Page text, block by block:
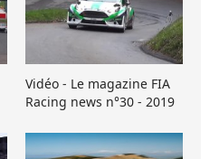
Vidéo - Le magazine FIA
Racing news n°30 - 2019